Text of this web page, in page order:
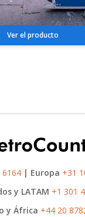
Ver el producto
6164| Europa +31
y LATAM +1 301
y África +44 20